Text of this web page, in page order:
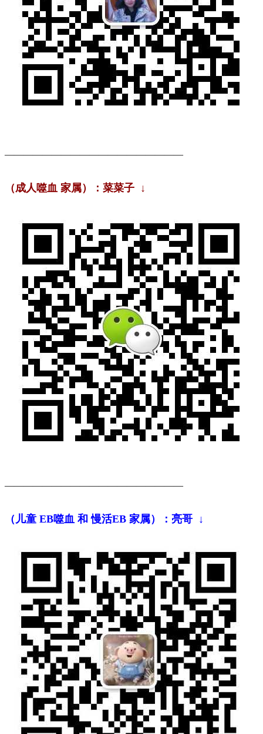
———————————————————
（成人噬血 家属）：菜菜子 ↓
———————————————————
（儿童 EB噬血 和 慢活EB 家属）：亮哥 ↓